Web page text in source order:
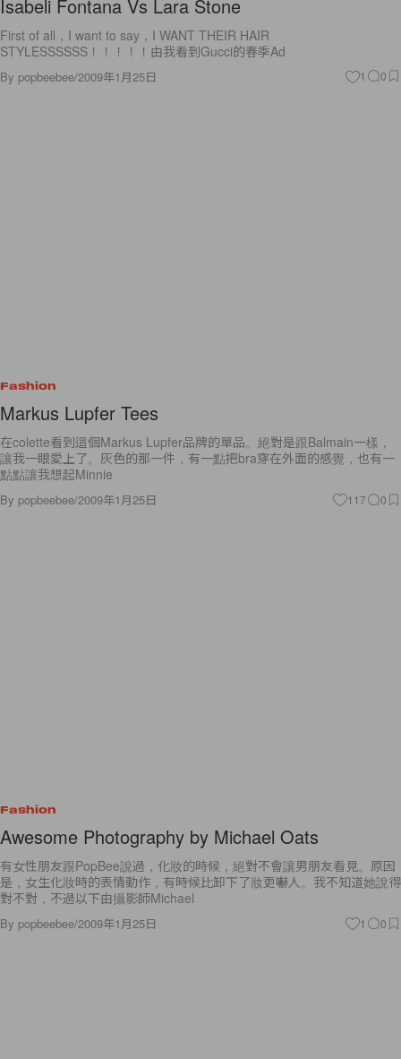
Isabeli Fontana Vs Lara Stone
First of all，I want to say，I WANT THEIR HAIR
STYLESSSSSS！！！！！由我看到Gucci的春季Ad
By popbeebee/2009年1月25日 1 0
Fashion
Markus Lupfer Tees
在colette看到這個Markus Lupfer品牌的單品。絕對是跟Balmain一樣，
讓我一眼愛上了。灰色的那一件，有一點把bra穿在外面的感覺，也有一
點點讓我想起Minnie
By popbeebee/2009年1月25日 117 0
Fashion
Awesome Photography by Michael Oats
有女性朋友跟PopBee說過，化妝的時候，絕對不會讓男朋友看見。原因
是，女生化妝時的表情動作，有時候比卸下了妝更嚇人。我不知道她說得
對不對，不過以下由攝影師Michael
By popbeebee/2009年1月25日 1 0